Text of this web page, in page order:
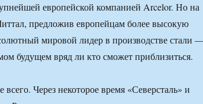
европейской компанией Arcelor. Но на
предложив европейцам более высокую
мировой лидер в производстве стали
будущем вряд ли кто сможет приблизиться.
Через некоторое время «Северсталь» и